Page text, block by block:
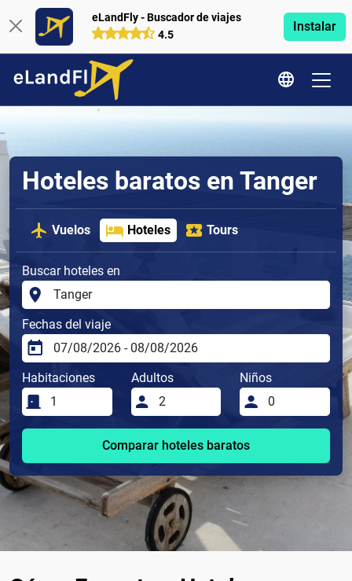
eLandFly - Buscador de viajes
4.5
Instalar
Hoteles baratos en Tanger
Vuelos Hoteles Tours
Buscar hoteles en
Fechas del viaje
Habitaciones Adultos Niños
Comparar hoteles baratos